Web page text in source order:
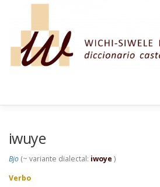
Saltar al contenido
iwuye
Bjo (~ variante dialectal: iwoye )
Verbo